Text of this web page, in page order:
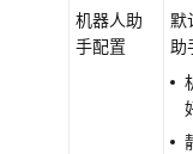
机器人助
手配置
默
助